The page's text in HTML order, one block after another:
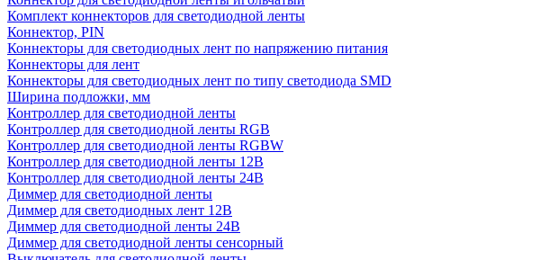
Комплект коннекторов для светодиодной ленты
Коннектор, PIN
Коннекторы для светодиодных лент по напряжению питания
Коннекторы для лент
Коннекторы для светодиодных лент по типу светодиода SMD
Ширина подложки, мм
Контроллер для светодиодной ленты
Контроллер для светодиодной ленты RGB
Контроллер для светодиодной ленты RGBW
Контроллер для светодиодной ленты 12В
Контроллер для светодиодной ленты 24В
Диммер для светодиодной ленты
Диммер для светодиодных лент 12В
Диммер для светодиодной ленты 24В
Диммер для светодиодной ленты сенсорный